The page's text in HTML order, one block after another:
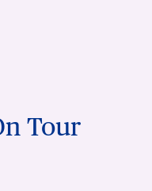
Tour